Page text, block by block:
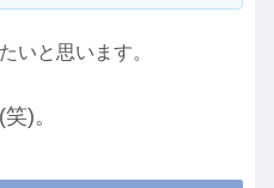
いと思います。
(笑)。